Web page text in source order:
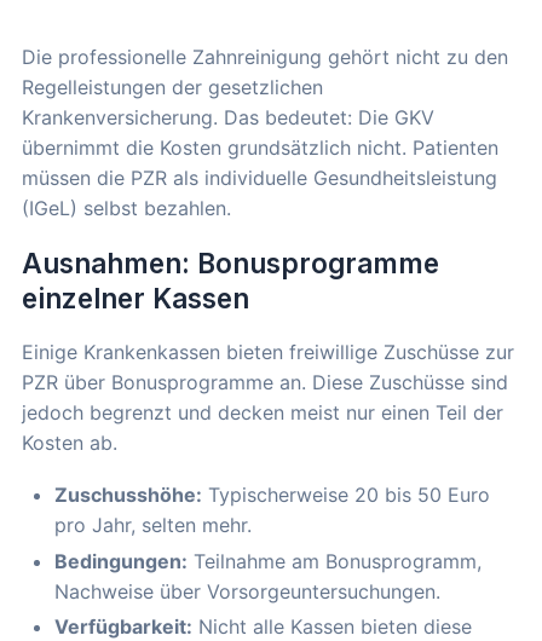
Die professionelle Zahnreinigung gehört nicht zu den
Regelleistungen der gesetzlichen
Krankenversicherung. Das bedeutet: Die GKV
übernimmt die Kosten grundsätzlich nicht. Patienten
müssen die PZR als individuelle Gesundheitsleistung
(IGeL) selbst bezahlen.
Ausnahmen: Bonusprogramme
einzelner Kassen
Einige Krankenkassen bieten freiwillige Zuschüsse zur
PZR über Bonusprogramme an. Diese Zuschüsse sind
jedoch begrenzt und decken meist nur einen Teil der
Kosten ab.
Zuschusshöhe: Typischerweise 20 bis 50 Euro
pro Jahr, selten mehr.
Bedingungen: Teilnahme am Bonusprogramm,
Nachweise über Vorsorgeuntersuchungen.
Verfügbarkeit: Nicht alle Kassen bieten diese